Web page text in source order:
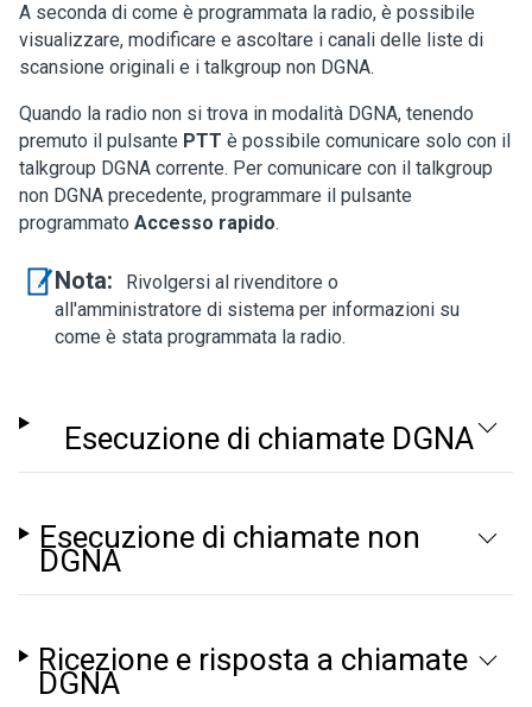
A seconda di come è programmata la radio, è possibile
visualizzare, modificare e ascoltare i canali delle liste di
scansione originali e i talkgroup non DGNA.
Quando la radio non si trova in modalità DGNA, tenendo
premuto il pulsante PTT è possibile comunicare solo con il
talkgroup DGNA corrente. Per comunicare con il talkgroup
non DGNA precedente, programmare il pulsante
programmato Accesso rapido.
Nota:
Rivolgersi al rivenditore o
all'amministratore di sistema per informazioni su
come è stata programmata la radio.
Esecuzione di chiamate DGNA
Esecuzione di chiamate non
DGNA
Ricezione e risposta a chiamate
DGNA